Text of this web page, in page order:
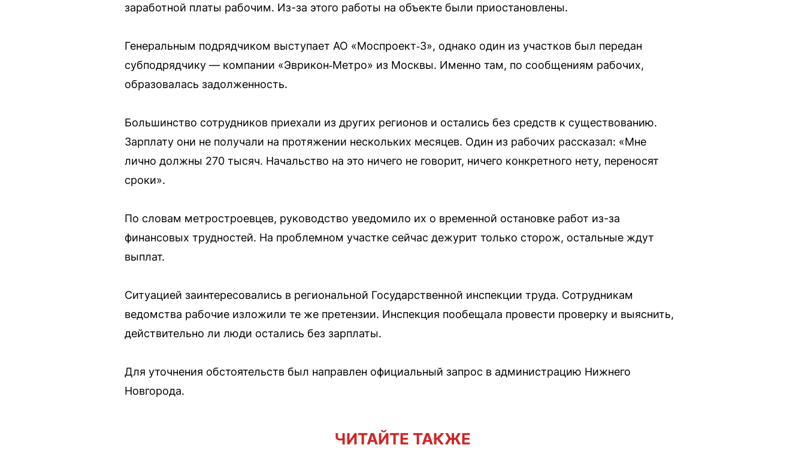
заработной платы рабочим. Из-за этого работы на объекте были приостановлены.
Генеральным подрядчиком выступает АО «Моспроект‑3», однако один из участков был передан
субподрядчику — компании «Эврикон‑Метро» из Москвы. Именно там, по сообщениям рабочих,
образовалась задолженность.
Большинство сотрудников приехали из других регионов и остались без средств к существованию.
Зарплату они не получали на протяжении нескольких месяцев. Один из рабочих рассказал: «Мне
лично должны 270 тысяч. Начальство на это ничего не говорит, ничего конкретного нету, переносят
сроки».
По словам метростроевцев, руководство уведомило их о временной остановке работ из-за
финансовых трудностей. На проблемном участке сейчас дежурит только сторож, остальные ждут
выплат.
Ситуацией заинтересовались в региональной Государственной инспекции труда. Сотрудникам
ведомства рабочие изложили те же претензии. Инспекция пообещала провести проверку и выяснить,
действительно ли люди остались без зарплаты.
Для уточнения обстоятельств был направлен официальный запрос в администрацию Нижнего
Новгорода.
ЧИТАЙТЕ ТАКЖЕ